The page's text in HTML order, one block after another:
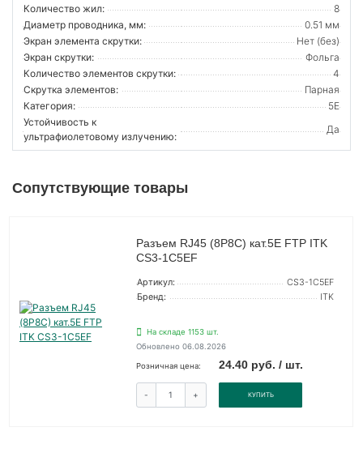
Количество жил:
8
Диаметр проводника, мм:
0.51 мм
Экран элемента скрутки:
Нет (без)
Экран скрутки:
Фольга
Количество элементов скрутки:
4
Скрутка элементов:
Парная
Категория:
5E
Устойчивость к
ультрафиолетовому излучению:
Да
Сопутствующие товары
Разъем RJ45 (8P8C) кат.5E FTP ITK
CS3-1C5EF
Артикул:
CS3-1C5EF
Бренд:
ITK
На складе 1153 шт.
Обновлено 06.08.2026
Розничная цена: 24.40 руб. / шт.
- + КУПИТЬ